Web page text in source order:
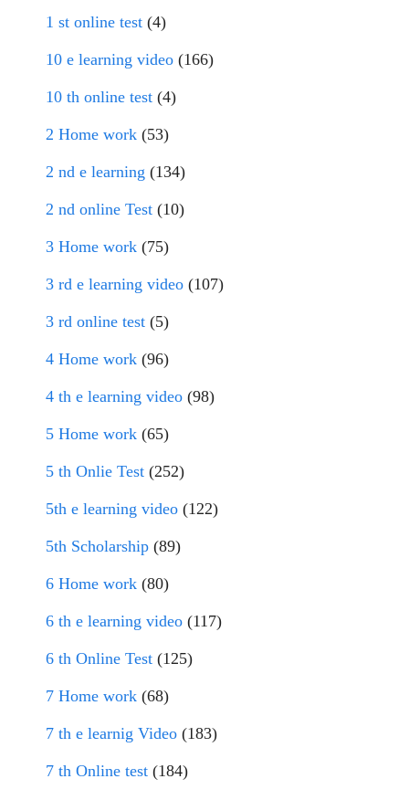
1 st online test (4)
10 e learning video (166)
10 th online test (4)
2 Home work (53)
2 nd e learning (134)
2 nd online Test (10)
3 Home work (75)
3 rd e learning video (107)
3 rd online test (5)
4 Home work (96)
4 th e learning video (98)
5 Home work (65)
5 th Onlie Test (252)
5th e learning video (122)
5th Scholarship (89)
6 Home work (80)
6 th e learning video (117)
6 th Online Test (125)
7 Home work (68)
7 th e learnig Video (183)
7 th Online test (184)